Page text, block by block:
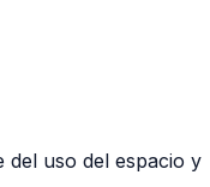
del uso del espacio y